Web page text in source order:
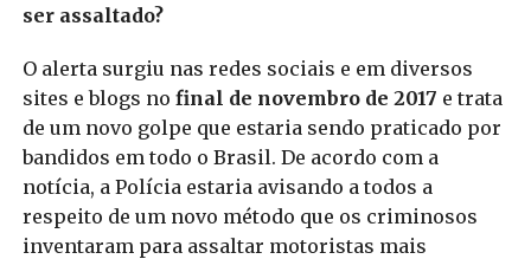
ser assaltado?
O alerta surgiu nas redes sociais e em diversos
sites e blogs no final de novembro de 2017 e trata
de um novo golpe que estaria sendo praticado por
bandidos em todo o Brasil. De acordo com a
notícia, a Polícia estaria avisando a todos a
respeito de um novo método que os criminosos
inventaram para assaltar motoristas mais